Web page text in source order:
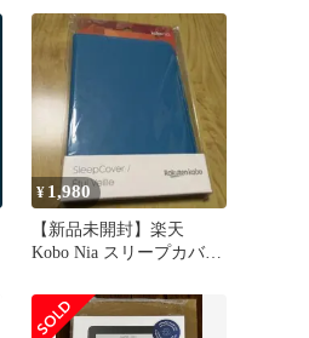
明感が美しい高光沢タイ
プ 楽天コボ KoboNia コ
ボ ニア
¥ 1,980
【新品未開封】楽天
Kobo Nia スリープカバー